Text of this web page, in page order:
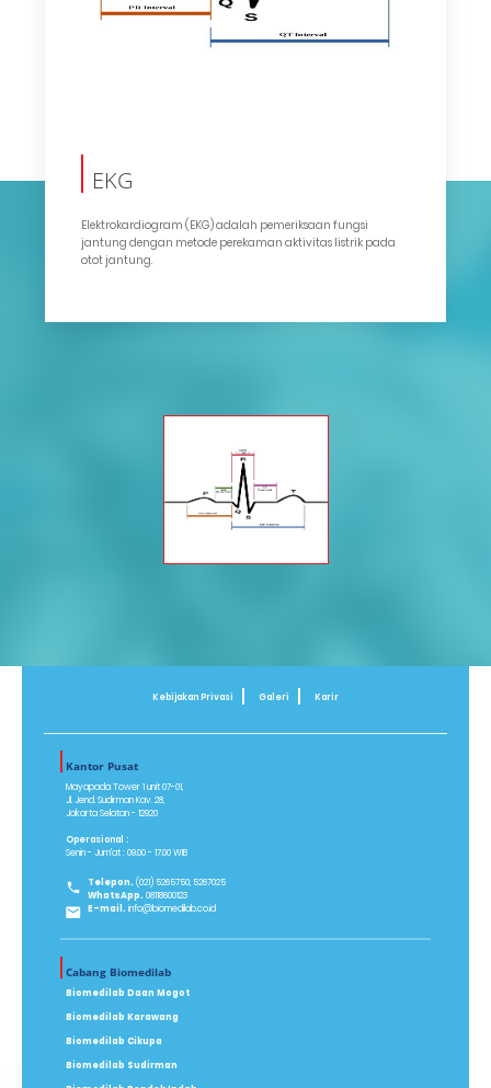
EKG
Elektrokardiogram (EKG) adalah pemeriksaan fungsi
jantung dengan metode perekaman aktivitas listrik pada
otot jantung.
Kebijakan Privasi Galeri Karir
Kantor Pusat
Mayapada Tower 1 unit 07-01,
Jl. Jend. Sudirman Kav. 28,
Jakarta Selatan - 12920
Operasional :
Senin - Jum'at : 09.00 - 17.00 WIB
Telepon. (021) 5265750, 5267025
WhatsApp. 08118600123
E-mail. info@biomedilab.co.id
Cabang Biomedilab
Biomedilab Daan Mogot
Biomedilab Karawang
Biomedilab Cikupa
Biomedilab Sudirman